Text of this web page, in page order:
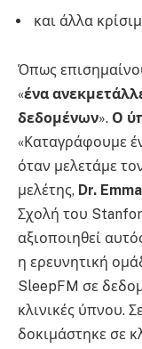
και άλλα
Όπως
«ένα
δεδομένων». Ο
«Καταγράφουμε
όταν μελετάμε
μελέτης, Dr.
Σχολή του
αξιοποιηθεί
η ερευνητική
SleepFM σε
κλινικές ύπνου.
δοκιμάστηκε σε